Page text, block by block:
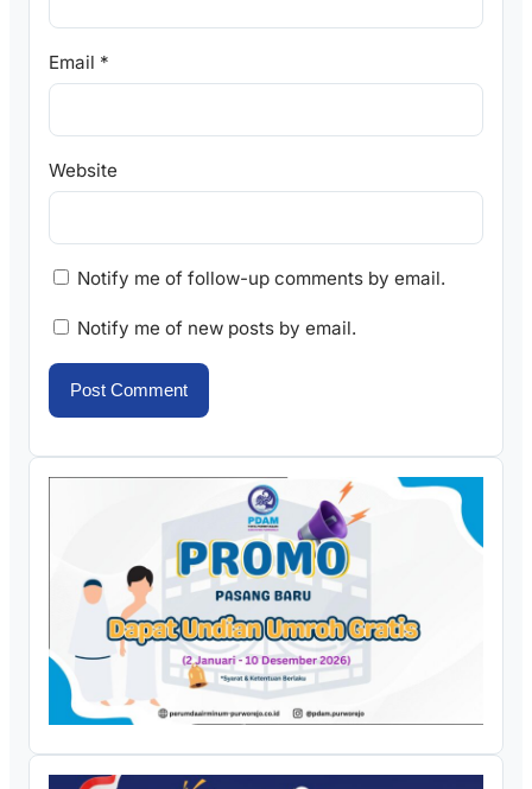
Email *
Website
Notify me of follow-up comments by email.
Notify me of new posts by email.